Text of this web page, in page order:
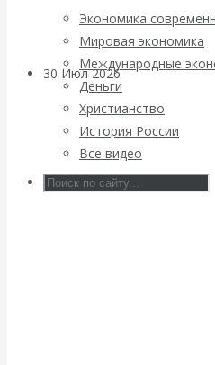
Экономика
Мировая экономика
Международные
Деньги
Христианство
История России
Все видео
30 Июл 2026Цифровая
экономика
Валентин
Катасонов.